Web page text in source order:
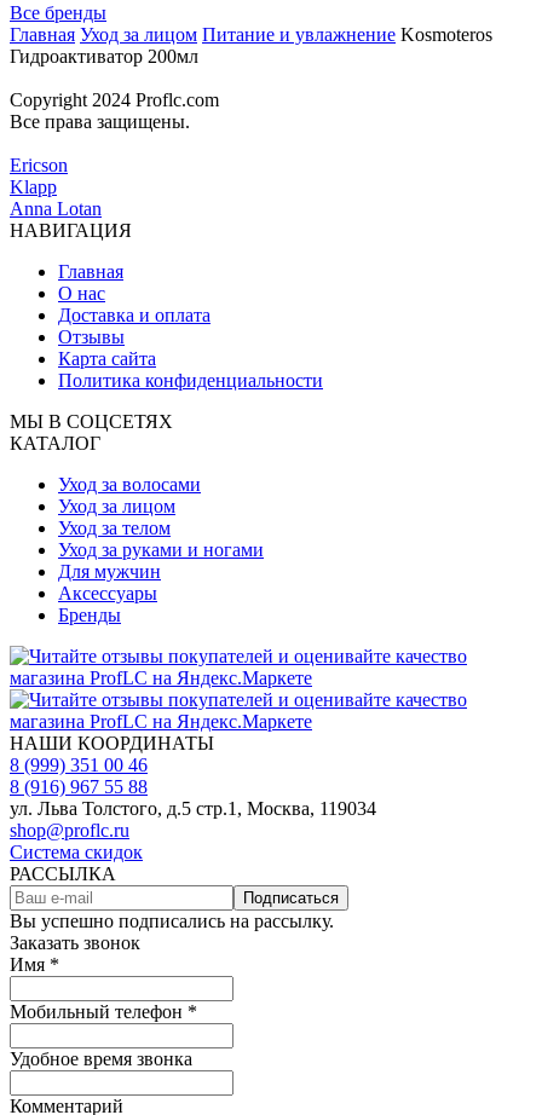
Все бренды
Главная Уход за лицом Питание и увлажнение Kosmoteros
Гидроактиватор 200мл
Copyright 2024 Proflc.com
Все права защищены.
Ericson
Klapp
Anna Lotan
НАВИГАЦИЯ
Главная
О нас
Доставка и оплата
Отзывы
Карта сайта
Политика конфиденциальности
МЫ В СОЦСЕТЯХ
КАТАЛОГ
Уход за волосами
Уход за лицом
Уход за телом
Уход за руками и ногами
Для мужчин
Аксессуары
Бренды
НАШИ КООРДИНАТЫ
8 (999) 351 00 46
8 (916) 967 55 88
ул. Льва Толстого, д.5 стр.1, Москва, 119034
shop@proflc.ru
Система скидок
РАССЫЛКА
Подписаться
Вы успешно подписались на рассылку.
Заказать звонок
Имя *
Мобильный телефон *
Удобное время звонка
Комментарий